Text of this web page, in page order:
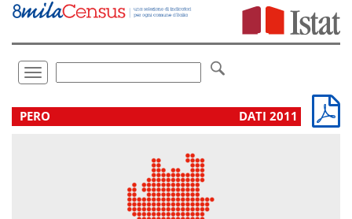
Vai
direttamente
Toggle
navigation
.
PERO DATI 2011